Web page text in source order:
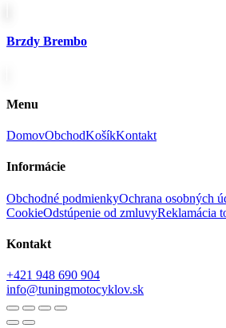
Brzdy Brembo
Menu
DomovObchodKošíkKontakt
Informácie
Obchodné podmienkyOchrana osobných
CookieOdstúpenie od zmluvyReklamácia
Kontakt
+421 948 690 904
info@tuningmotocyklov.sk